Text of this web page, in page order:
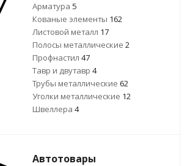
Арматура 5
Кованые элементы 162
Листовой металл 17
Полосы металлические 2
Профнастил 47
Тавр и двутавр 4
Трубы металлические 62
Уголки металлические 12
Швеллера 4
Автотовары